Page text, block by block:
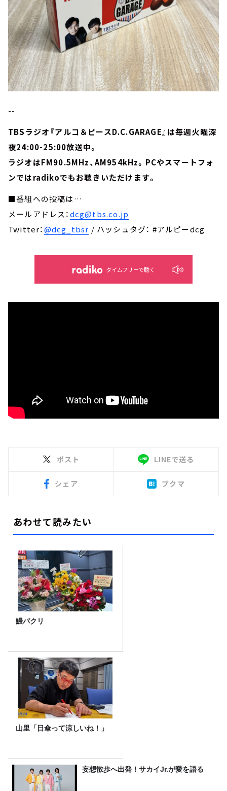
--
TBSラジオ『アルコ＆ピースD.C.GARAGE』は毎週火曜深
夜24:00-25:00放送中。
ラジオはFM90.5MHz、AM954kHz。PCやスマートフォ
ンではradikoでもお聴きいただけます。
■番組への投稿は…
メールアドレス：dcg@tbs.co.jp
Twitter：@dcg_tbsr / ハッシュタグ： #アルピーdcg
タイムフリーで聴く
ポスト LINEで送る
シェア ブクマ
あわせて読みたい
鰻パクリ
山里「日傘って涼しいね！」
妄想散歩へ出発！サカイJr.が愛を語る